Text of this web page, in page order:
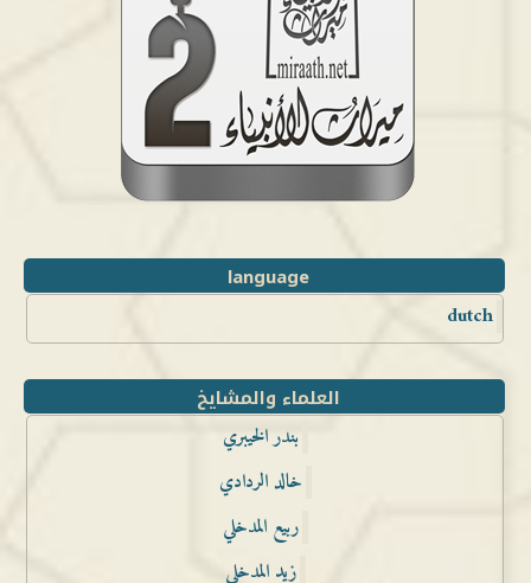
language
dutch
العلماء والمشايخ
بندر الخيبري
خالد الردادي
ربيع المدخلي
زيد المدخلي